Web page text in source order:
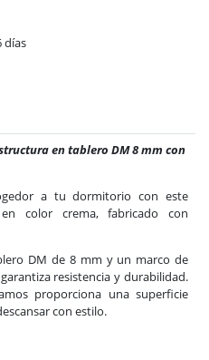
días
en tablero DM 8 mm con
a tu dormitorio con este
color crema, fabricado con
DM de 8 mm y un marco de
resistencia y durabilidad.
proporciona una superficie
con estilo.